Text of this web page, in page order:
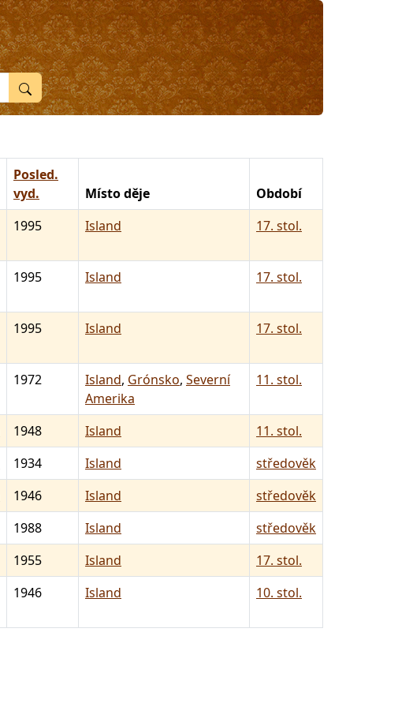
Posled.
vyd.
Místo děje
Období
1995 Island 17. stol.
1995 Island 17. stol.
1995 Island 17. stol.
1972 Island, Grónsko, Severní
Amerika
11. stol.
1948 Island
11. stol.
1934 Island
středověk
1946 Island
středověk
1988 Island
středověk
1955 Island
17. stol.
1946 Island 10. stol.